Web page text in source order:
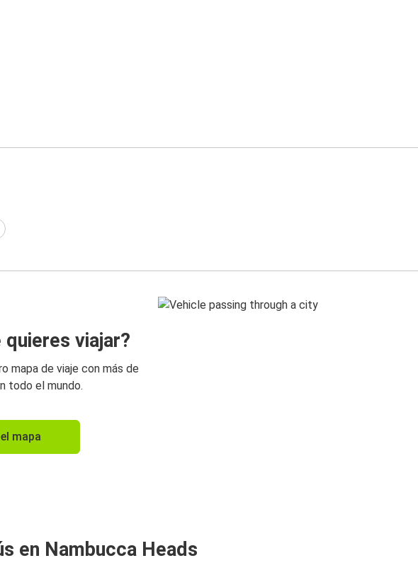
quieres viajar?
mapa de viaje con más de
todo el mundo.
mapa
en Nambucca Heads